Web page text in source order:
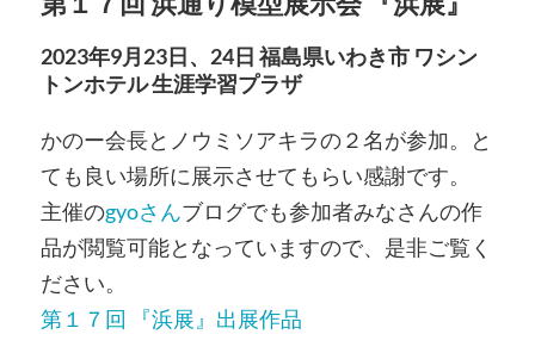
2023年9月23日、24日 福島県いわき市 ワシン
トンホテル 生涯学習プラザ
かのー会長とノウミソアキラの２名が参加。と
ても良い場所に展示させてもらい感謝です。
主催のgyoさんブログでも参加者みなさんの作
品が閲覧可能となっていますので、是非ご覧く
ださい。
第１７回 『浜展』出展作品